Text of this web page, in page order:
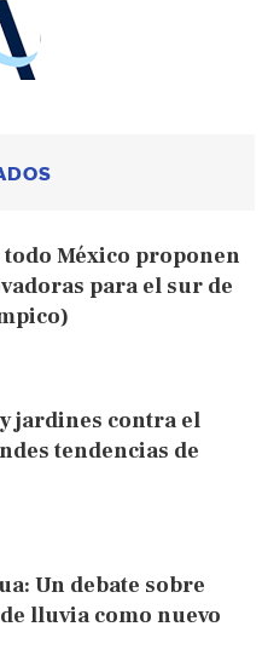
todo México proponen
para el sur de
jardines contra el
tendencias de
Un debate sobre
lluvia como nuevo